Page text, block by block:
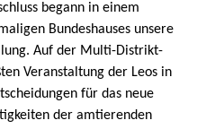
begann in einem
Bundeshauses unsere
Auf der Multi-Distrikt-
Veranstaltung der Leos in
für das neue
der amtierenden